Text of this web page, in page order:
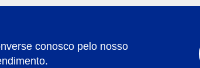
conosco pelo nosso